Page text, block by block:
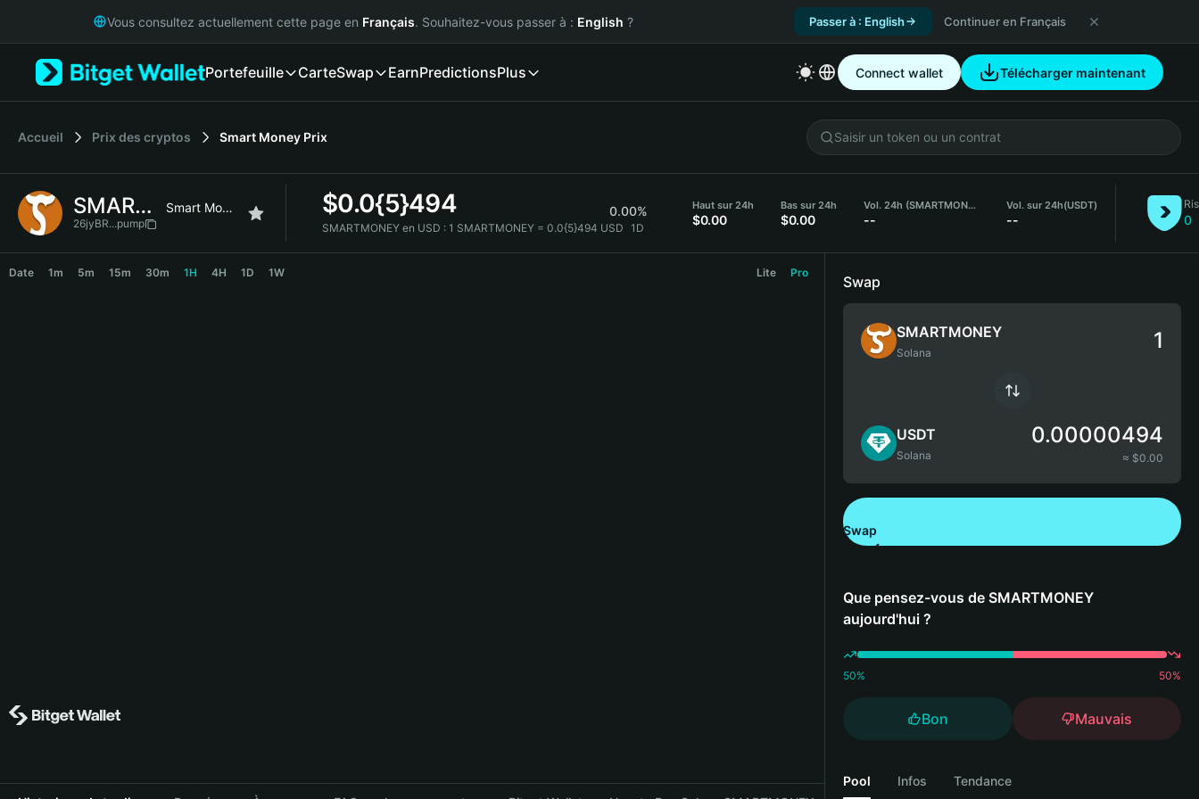
Русский
Italiano
简体中文
繁體中文
Bahasa Indonesia
Vous consultez actuellement cette page en Français. Souhaitez-vous passer à : English ? Passer à : English Continuer en Français
Portefeuille CarteSwap EarnPredictionsPlus Connect wallet Télécharger maintenant
Accueil Prix des cryptos Smart Money Prix
SMARTMONEY Smart Money
26jyBR...pump
$0.0{5}494 0.00%
SMARTMONEY en USD : 1 SMARTMONEY = 0.0{5}494 USD 1D
Haut sur 24h
$0.00
Bas sur 24h
$0.00
Vol. 24h (SMARTMONEY)
--
Vol. sur 24h(USDT)
-- 0
Date 1m 5m 15m 30m 1H 4H 1D 1W Lite Pro
Swap
SMARTMONEY
Solana
USDT
Solana
0.00000494
≈ $0.00
Swap
Que pensez-vous de SMARTMONEY
aujourd'hui ?
50% 50%
Bon Mauvais
Pool Infos Tendance